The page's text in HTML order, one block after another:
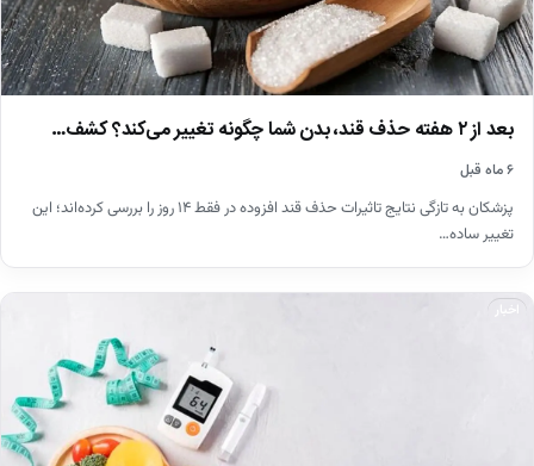
بعد از ۲ هفته حذف قند، بدن شما چگونه تغییر می‌کند؟ کشف…
۶ ماه قبل
پزشکان به تازگی نتایج تاثیرات حذف قند افزوده در فقط ۱۴ روز را بررسی کرده‌اند؛ این
تغییر ساده…
اخبار